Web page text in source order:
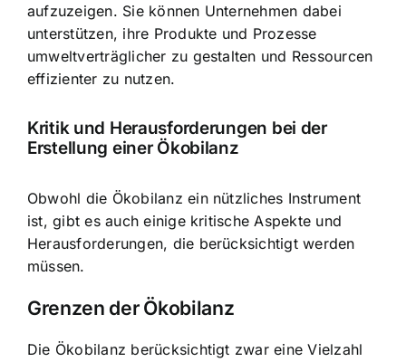
aufzuzeigen. Sie können Unternehmen dabei
unterstützen, ihre Produkte und Prozesse
umweltverträglicher zu gestalten und Ressourcen
effizienter zu nutzen.
Kritik und Herausforderungen bei der
Erstellung einer Ökobilanz
Obwohl die Ökobilanz ein nützliches Instrument
ist, gibt es auch einige kritische Aspekte und
Herausforderungen, die berücksichtigt werden
müssen.
Grenzen der Ökobilanz
Die Ökobilanz berücksichtigt zwar eine Vielzahl